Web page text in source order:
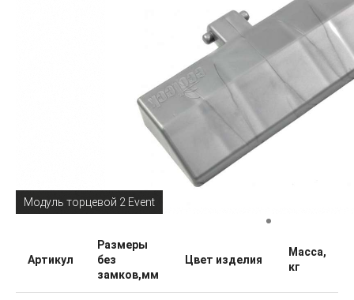
Модуль торцевой 2 Event
Артикул
Размеры
без
замков,мм
Цвет изделия
Масса,
кг